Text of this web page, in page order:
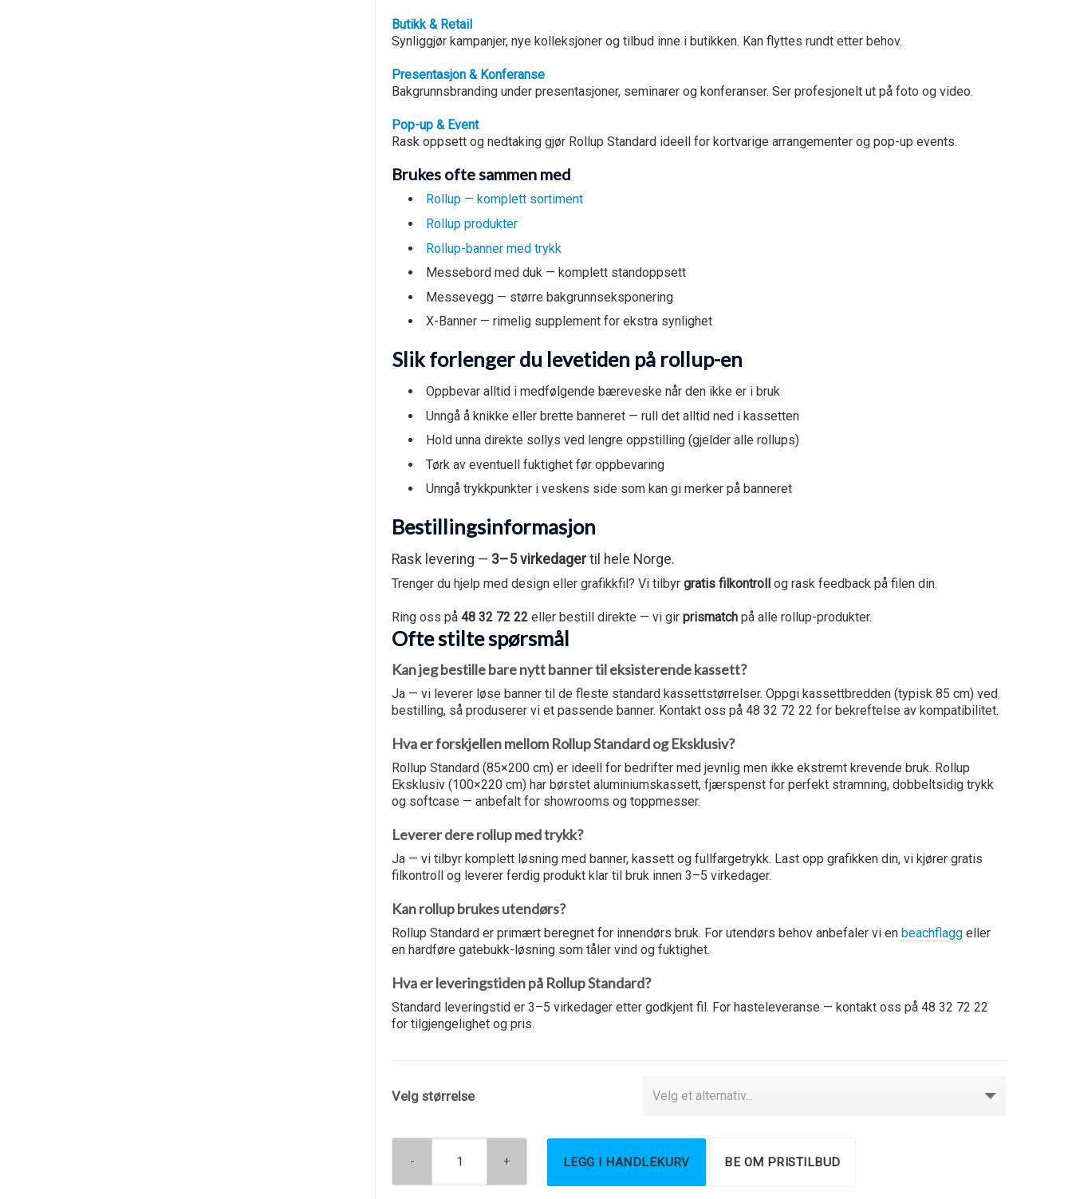
Butikk & Retail
Synliggjør kampanjer, nye kolleksjoner og tilbud inne i butikken. Kan flyttes rundt etter behov.
Presentasjon & Konferanse
Bakgrunnsbranding under presentasjoner, seminarer og konferanser. Ser profesjonelt ut på foto og video.
Pop-up & Event
Rask oppsett og nedtaking gjør Rollup Standard ideell for kortvarige arrangementer og pop-up events.
Brukes ofte sammen med
Rollup — komplett sortiment
Rollup produkter
Rollup-banner med trykk
Messebord med duk — komplett standoppsett
Messevegg — større bakgrunnseksponering
X-Banner — rimelig supplement for ekstra synlighet
Slik forlenger du levetiden på rollup-en
Oppbevar alltid i medfølgende bæreveske når den ikke er i bruk
Unngå å knikke eller brette banneret — rull det alltid ned i kassetten
Hold unna direkte sollys ved lengre oppstilling (gjelder alle rollups)
Tørk av eventuell fuktighet før oppbevaring
Unngå trykkpunkter i veskens side som kan gi merker på banneret
Bestillingsinformasjon
Rask levering — 3–5 virkedagertil hele Norge.
Trenger du hjelp med design eller grafikkfil? Vi tilbyrgratis filkontroll og rask feedback på filen din.
Ring oss på48 32 72 22 eller bestill direkte — vi girprismatch på alle rollup-produkter.
Ofte stilte spørsmål
Kan jeg bestille bare nytt banner til eksisterende kassett?
Ja — vi leverer løse banner til de fleste standard kassettstørrelser. Oppgi kassettbredden (typisk 85 cm) ved
bestilling, så produserer vi et passende banner. Kontakt oss på 48 32 72 22 for bekreftelse av kompatibilitet.
Hva er forskjellen mellom Rollup Standard og Eksklusiv?
Rollup Standard (85×200 cm) er ideell for bedrifter med jevnlig men ikke ekstremt krevende bruk. Rollup
Eksklusiv (100×220 cm) har børstet aluminiumskassett, fjærspenst for perfekt stramning, dobbeltsidig trykk
og softcase — anbefalt for showrooms og toppmesser.
Leverer dere rollup med trykk?
Ja — vi tilbyr komplett løsning med banner, kassett og fullfargetrykk. Last opp grafikken din, vi kjører gratis
filkontroll og leverer ferdig produkt klar til bruk innen 3–5 virkedager.
Kan rollup brukes utendørs?
Rollup Standard er primært beregnet for innendørs bruk. For utendørs behov anbefaler vi enbeachflagg eller
en hardføre gatebukk-løsning som tåler vind og fuktighet.
Hva er leveringstiden på Rollup Standard?
Standard leveringstid er 3–5 virkedager etter godkjent fil. For hasteleveranse — kontakt oss på 48 32 72 22
for tilgjengelighet og pris.
Velg størrelse
LEGG I HANDLEKURV BE OM PRISTILBUD